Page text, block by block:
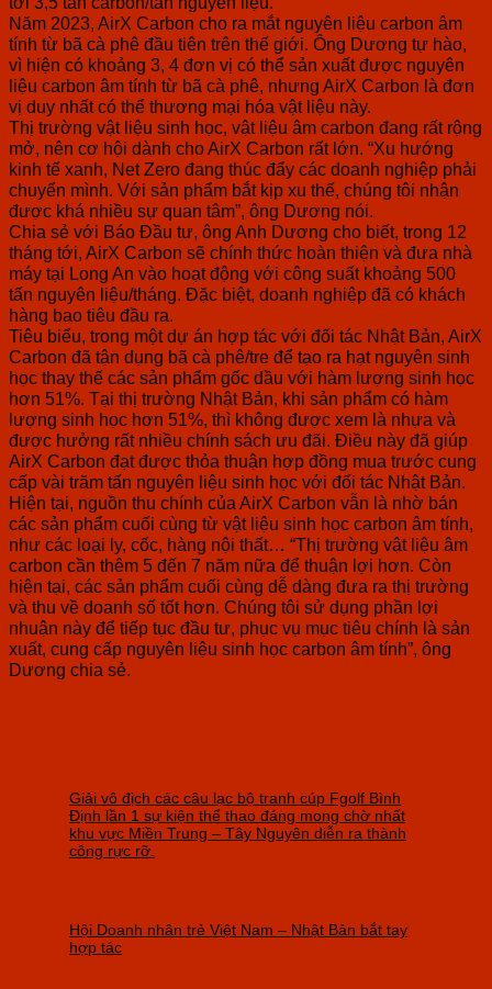
Năm 2023, AirX Carbon cho ra mắt nguyên liệu carbon âm
tính từ bã cà phê đầu tiên trên thế giới. Ông Dương tự hào,
vì hiện có khoảng 3, 4 đơn vị có thể sản xuất được nguyên
liệu carbon âm tính từ bã cà phê, nhưng AirX Carbon là đơn
vị duy nhất có thể thương mại hóa vật liệu này.
Thị trường vật liệu sinh học, vật liệu âm carbon đang rất rộng
mở, nên cơ hội dành cho AirX Carbon rất lớn. “Xu hướng
kinh tế xanh, Net Zero đang thúc đẩy các doanh nghiệp phải
chuyển mình. Với sản phẩm bắt kịp xu thế, chúng tôi nhận
được khá nhiều sự quan tâm”, ông Dương nói.
Chia sẻ với Báo Đầu tư, ông Anh Dương cho biết, trong 12
tháng tới, AirX Carbon sẽ chính thức hoàn thiện và đưa nhà
máy tại Long An vào hoạt động với công suất khoảng 500
tấn nguyên liệu/tháng. Đặc biệt, doanh nghiệp đã có khách
hàng bao tiêu đầu ra.
Tiêu biểu, trong một dự án hợp tác với đối tác Nhật Bản, AirX
Carbon đã tận dụng bã cà phê/tre để tạo ra hạt nguyên sinh
học thay thế các sản phẩm gốc dầu với hàm lượng sinh học
hơn 51%. Tại thị trường Nhật Bản, khi sản phẩm có hàm
lượng sinh học hơn 51%, thì không được xem là nhựa và
được hưởng rất nhiều chính sách ưu đãi. Điều này đã giúp
AirX Carbon đạt được thỏa thuận hợp đồng mua trước cung
cấp vài trăm tấn nguyên liệu sinh học với đối tác Nhật Bản.
Hiện tại, nguồn thu chính của AirX Carbon vẫn là nhờ bán
các sản phẩm cuối cùng từ vật liệu sinh học carbon âm tính,
như các loại ly, cốc, hàng nội thất… “Thị trường vật liệu âm
carbon cần thêm 5 đến 7 năm nữa để thuận lợi hơn. Còn
hiện tại, các sản phẩm cuối cùng dễ dàng đưa ra thị trường
và thu về doanh số tốt hơn. Chúng tôi sử dụng phần lợi
nhuận này để tiếp tục đầu tư, phục vụ mục tiêu chính là sản
xuất, cung cấp nguyên liệu sinh học carbon âm tính”, ông
Dương chia sẻ.
Giải vô địch các câu lạc bộ tranh cúp Fgolf Bình
Định lần 1 sự kiện thể thao đáng mong chờ nhất
khu vực Miền Trung – Tây Nguyên diễn ra thành
công rực rỡ.
Hội Doanh nhân trẻ Việt Nam – Nhật Bản bắt tay
hợp tác